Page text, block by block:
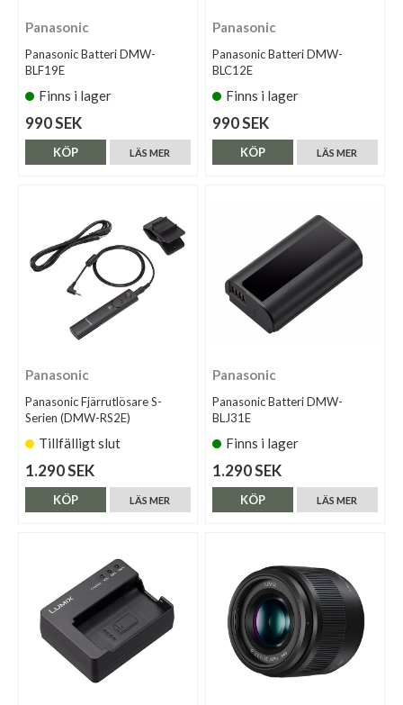
Panasonic
Panasonic Batteri DMW-
BLF19E
Finns i lager
990 SEK
LÄS MER
KÖP
Panasonic
Panasonic Batteri DMW-
BLC12E
Finns i lager
990 SEK
LÄS MER
KÖP
Panasonic
Panasonic Fjärrutlösare S-
Serien (DMW-RS2E)
Tillfälligt slut
1.290 SEK
LÄS MER
KÖP
Panasonic
Panasonic Batteri DMW-
BLJ31E
Finns i lager
1.290 SEK
LÄS MER
KÖP